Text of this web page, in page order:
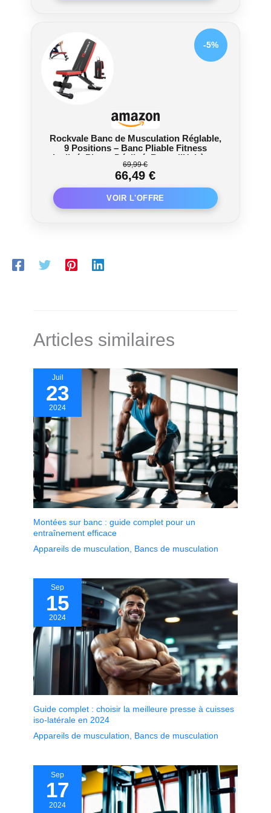
Rockvale Banc de Musculation Réglable,
9 Positions – Banc Pliable Fitness
Incliné, Plat et Décliné, Banc d’Haltères
Compact en Acier pour Entraînement
Complet à Domicile
69,99 €
66,49 €
-5%
Articles similaires
Juil
23
2024
Montées sur banc : guide complet pour un
entraînement efficace
Appareils de musculation
Bancs de musculation
Sep
15
2024
Guide complet : choisir la meilleure presse à cuisses
iso-latérale en 2024
Appareils de musculation
Bancs de musculation
Sep
17
2024